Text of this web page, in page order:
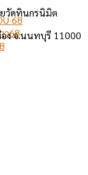
68
ว68
วัดทินกรนิมิต
ง จ.นนทบุรี 11000